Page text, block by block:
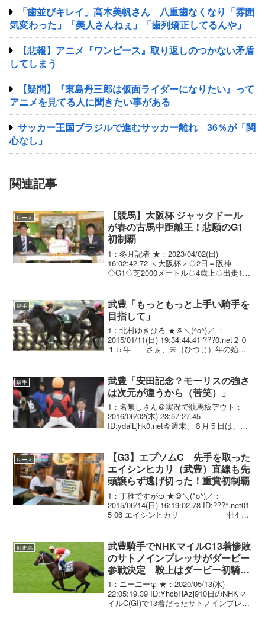
「歯並びキレイ」高木美帆さん 八重歯なくなり「雰囲
気変わった」「美人さんねぇ」「歯列矯正してるんや」
【悲報】アニメ『ワンピース』取り返しのつかない矛盾
してしまう
【疑問】『東島丹三郎は仮面ライダーになりたい』って
アニメを見てる人に聞きたい事がある
サッカー王国ブラジルで進むサッカー離れ 36％が「関
心なし」
関連記事
レース
【競馬】大阪杯 ジャックドール
が春の古馬中距離王！悲願のG1
初制覇
1：冬月記者 ★：2023/04/02(日)
16:02:42.72 ＜大阪杯＞◇2日＝阪神
◇G1◇芝2000メートル◇4歳上◇出走16
った。好スタートから先手を奪い...
騎手
武豊「もっともっと上手い騎手を
目指して」
1：北村ゆきひろ ★＠＼(^o^)／ ：
2015/01/11(日) 19:34:44.41 ???0.net２０
１５年――さぁ、未（ひつじ）年の始ま
十郎厩舎所属の騎手と...
騎手
武豊「安田記念？モーリスの強さ
は次元が違うから（苦笑）」
1：名無しさん＠実況で競馬板アウト：
2016/06/02(木) 23:57:27.45
ID:ydaiLjhk0.net今週末、６月５日は、東
ク・モハメドオーナーのデ...
レース
【G3】エプソムC 先手を取った
エイシンヒカリ（武豊）直線も先
頭譲らず逃げ切った！重賞初制覇
1：丁稚ですがφ ★＠＼(^o^)／：
2015/06/14(日) 16:19:02.78 ID:???*.net01
5 06 エイシンヒカリ 牡4 武
競走馬
武豊騎手でNHKマイルC13着惨敗
のサトノインプレッサがダービー
参戦決定 鞍上はダービー初騎乗
の坂井瑠星騎手に
1：ニーニーφ ★：2020/05/13(水)
22:05:19.39 ID:YhcbRAzj910日のNHKマ
イルC(GI)で13着だったサトノインプレッ